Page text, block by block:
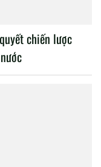
chiến lược